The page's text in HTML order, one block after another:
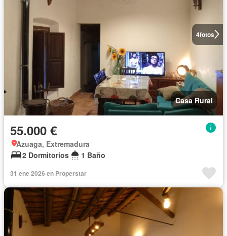
4fotos
Casa Rural
55.000 €
Azuaga, Extremadura
2 Dormitorios
1 Baño
31 ene 2026 en Properstar